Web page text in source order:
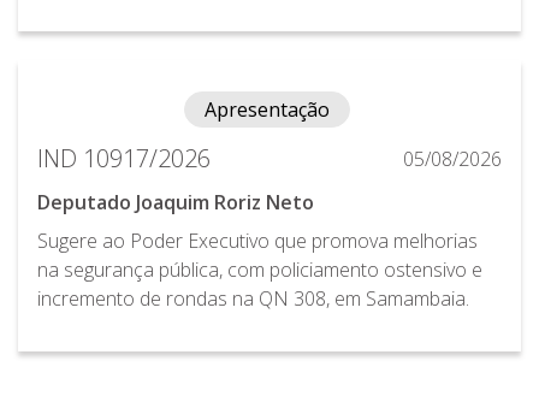
Apresentação
IND 10917/2026
05/08/2026
Deputado Joaquim Roriz Neto
Sugere ao Poder Executivo que promova melhorias
na segurança pública, com policiamento ostensivo e
incremento de rondas na QN 308, em Samambaia.